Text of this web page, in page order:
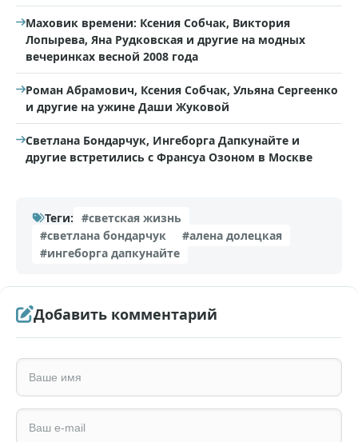
Маховик времени: Ксения Собчак, Виктория
Лопырева, Яна Рудковская и другие на модных
вечеринках весной 2008 года
Роман Абрамович, Ксения Собчак, Ульяна Сергеенко
и другие на ужине Даши Жуковой
Светлана Бондарчук, Ингеборга Дапкунайте и
другие встретились с Франсуа Озоном в Москве
Теги: #светская жизнь
#светлана бондарчук
#алена долецкая
#ингеборга дапкунайте
Добавить комментарий